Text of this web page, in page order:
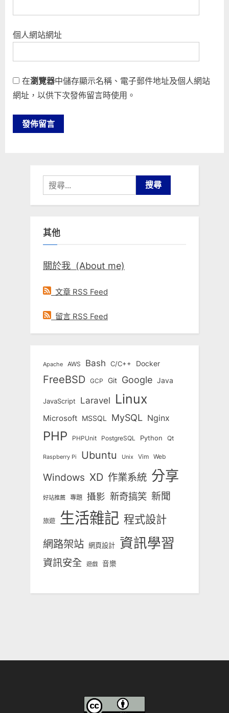
個人網站網址
在瀏覽器中儲存顯示名稱、電子郵件地址及個人網站
網址，以供下次發佈留言時使用。
搜
尋
關
字:
其他
關於我 (About me)
文章 RSS Feed
留言 RSS Feed
Apache AWS Bash C/C++ Docker
FreeBSD GCP Git Google Java
JavaScript Laravel Linux
Microsoft MSSQL MySQL Nginx
PHP PHPUnit PostgreSQL Python Qt
Raspberry Pi Ubuntu Unix Vim Web
Windows XD 作業系統 分享
好站推薦 專題 攝影 新奇搞笑 新聞
旅遊 生活雜記 程式設計
網路架站 網頁設計 資訊學習
資訊安全 遊戲 音樂